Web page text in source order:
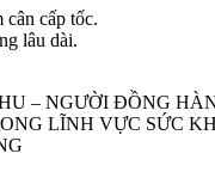
cân cấp tốc.
lâu dài.
– NGƯỜI ĐỒNG
LĨNH VỰC SỨC